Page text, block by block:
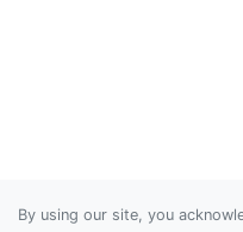
By using our site, you